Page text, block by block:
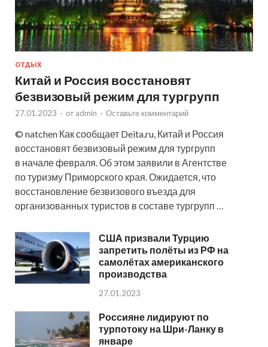
ОТДЫХ
Китай и Россия восстановят
безвизовый режим для тургрупп
27.01.2023 - от admin - Оставьте комментарий
© natchen Как сообщает Deita.ru, Китай и Россия
восстановят безвизовый режим для тургрупп
в начале февраля. Об этом заявили в Агентстве
по туризму Приморского края. Ожидается, что
восстановление безвизового въезда для
организованных туристов в составе тургрупп …
США призвали Турцию
запретить полёты из РФ на
самолётах американского
производства
27.01.2023
Россияне лидируют по
турпотоку на Шри-Ланку в
январе